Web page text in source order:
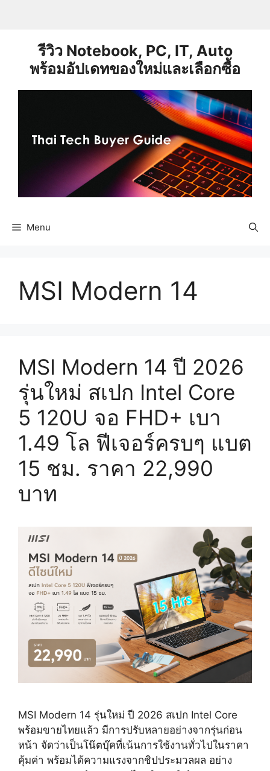
รีวิว Notebook, PC, IT, Auto
พร้อมอัปเดทของใหม่และเลือกซื้อ
Menu
MSI Modern 14
MSI Modern 14 ปี 2026
รุ่นใหม่ สเปก Intel Core
5 120U จอ FHD+ เบา
1.49 โล ฟีเจอร์ครบๆ แบต
15 ชม. ราคา 22,990
บาท
MSI Modern 14 รุ่นใหม่ ปี 2026 สเปก Intel Core
พร้อมขายไทยแล้ว มีการปรับหลายอย่างจากรุ่นก่อน
หน้า จัดว่าเป็นโน๊ตบุ๊คที่เน้นการใช้งานทั่วไปในราคา
คุ้มค่า พร้อมได้ความแรงจากชิปประมวลผล อย่าง